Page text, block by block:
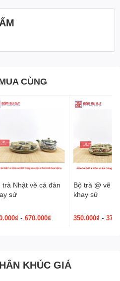
CÙNG
trà Nhật vẽ cá đàn
sứ
- 670.000₫
Bộ trà @ vẽ
khay sứ
350.000₫ -
KHÚC GIÁ